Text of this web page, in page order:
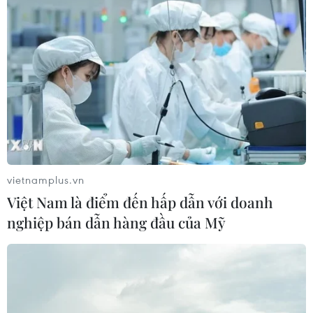
Bộ Xây dựng yêu cầu đầu tư hệ
thống trạm sạc điện trên cao tốc
Bắc-Nam
07/08/2026 08:15
Xuất hiện các cung trượt sạt kèm
theo nhiều vết nứt, gãy tại Sơn La
07/08/2026 07:31
Thu hồi 89 ha đất đấu giá chọn nhà
đầu tư công trình thành phố cảng
vietnamplus.vn
Việt Nam là điểm đến hấp dẫn với doanh
nghiệp bán dẫn hàng đầu của Mỹ